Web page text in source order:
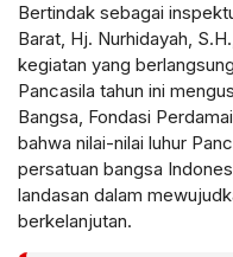
Bertindak sebagai
Barat, Hj. Nurhidayah,
kegiatan yang
Pancasila tahun ini
Bangsa, Fondasi
bahwa nilai-nilai luhur
persatuan bangsa
landasan dalam
berkelanjutan.